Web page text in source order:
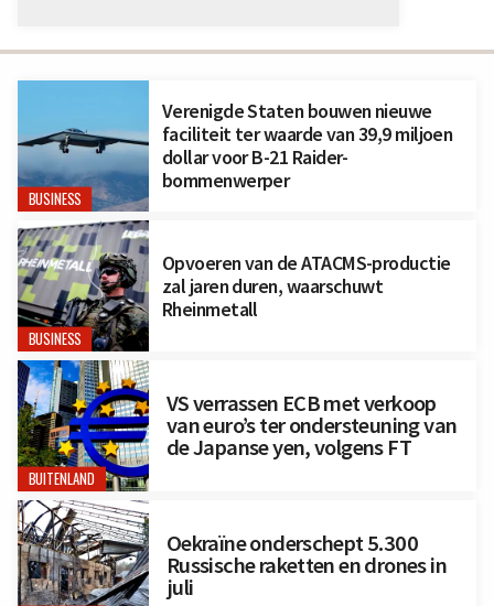
BUSINESS
Verenigde Staten bouwen nieuwe
faciliteit ter waarde van 39,9 miljoen
dollar voor B-21 Raider-
bommenwerper
BUSINESS
Opvoeren van de ATACMS-productie
zal jaren duren, waarschuwt
Rheinmetall
BUITENLAND
VS verrassen ECB met verkoop
van euro’s ter ondersteuning van
de Japanse yen, volgens FT
Oekraïne onderschept 5.300
Russische raketten en drones in
juli